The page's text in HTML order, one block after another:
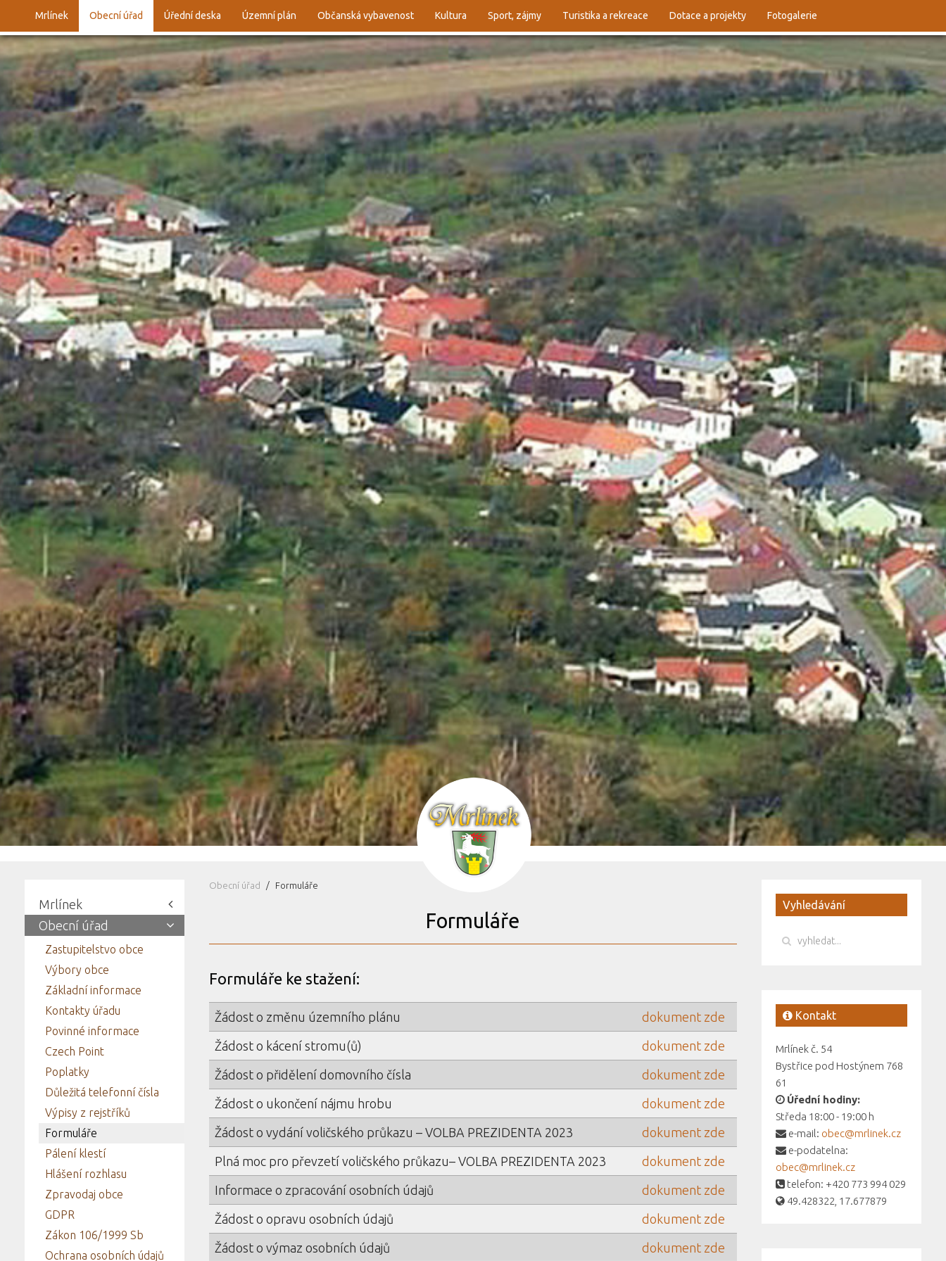
Mrlínek Obecní úřad Úřední deska Územní plán Občanská vybavenost Kultura Sport, zájmy Turistika a rekreace Dotace a projekty Fotogalerie
Obecní úřad Formuláře
Formuláře
Formuláře ke stažení:
Žádost o změnu územního plánu dokument zde
Žádost o kácení stromu(ů) dokument zde
Žádost o přidělení domovního čísla dokument zde
Žádost o ukončení nájmu hrobu dokument zde
Žádost o vydání voličského průkazu – VOLBA PREZIDENTA 2023 dokument zde
Plná moc pro převzetí voličského průkazu– VOLBA PREZIDENTA 2023 dokument zde
Informace o zpracování osobních údajů dokument zde
Žádost o opravu osobních údajů dokument zde
Žádost o výmaz osobních údajů dokument zde
Mrlínek
Obecní úřad
Zastupitelstvo obce
Výbory obce
Základní informace
Kontakty úřadu
Povinné informace
Czech Point
Poplatky
Důležitá telefonní čísla
Výpisy z rejstříků
Formuláře
Pálení klestí
Hlášení rozhlasu
Zpravodaj obce
GDPR
Zákon 106/1999 Sb
Ochrana osobních údajů
Vyhledávání
Kontakt
Mrlínek č. 54
Bystřice pod Hostýnem 768
61
Úřední hodiny:
Středa 18:00 - 19:00 h
e-mail: obec@mrlinek.cz
e-podatelna:
obec@mrlinek.cz
telefon: +420 773 994 029
49.428322, 17.677879